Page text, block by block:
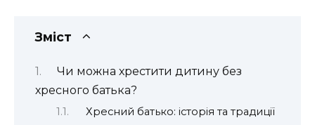
Зміст
Чи можна хрестити дитину без
хресного батька?
Хресний батько: історія та традиції